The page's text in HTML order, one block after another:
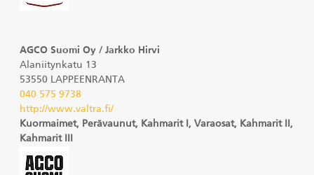
AGCO Suomi Oy / Jarkko Hirvi
Alaniitynkatu 13
53550 LAPPEENRANTA
040 575 9738
http://www.valtra.fi/
Kuormaimet, Perävaunut, Kahmarit I, Varaosat, Kahmarit II,
Kahmarit III